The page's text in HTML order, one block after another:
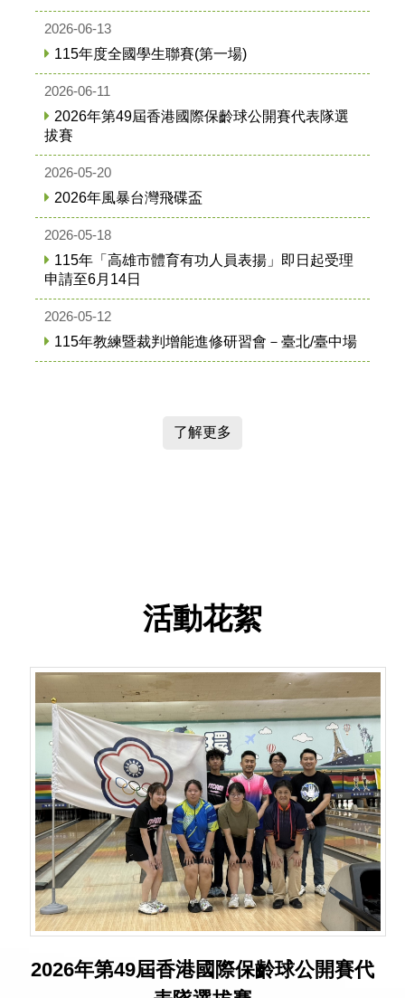
2026-06-13
115年度全國學生聯賽(第一場)
2026-06-11
2026年第49屆香港國際保齡球公開賽代表隊選
拔賽
2026-05-20
2026年風暴台灣飛碟盃
2026-05-18
115年「高雄市體育有功人員表揚」即日起受理
申請至6月14日
2026-05-12
115年教練暨裁判增能進修研習會－臺北/臺中場
了解更多
活動花絮
2026年第49屆香港國際保齡球公開賽代